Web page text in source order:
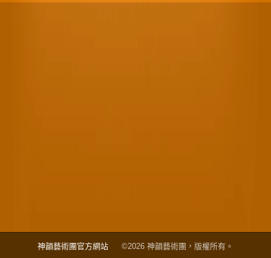
神韻藝術團官方網站 ©2026 神韻藝術團，版權所有。